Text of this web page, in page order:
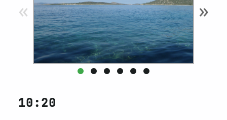
« »
10:20